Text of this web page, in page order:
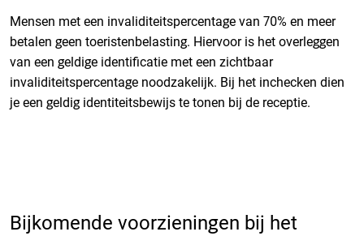
Mensen met een invaliditeitspercentage van 70% en meer
betalen geen toeristenbelasting. Hiervoor is het overleggen
van een geldige identificatie met een zichtbaar
invaliditeitspercentage noodzakelijk. Bij het inchecken dien
je een geldig identiteitsbewijs te tonen bij de receptie.
Bijkomende voorzieningen bij het